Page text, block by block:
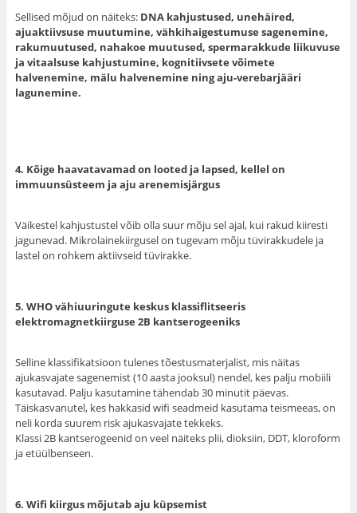
Sellised mõjud on näiteks: DNA kahjustused, unehäired,
ajuaktiivsuse muutumine, vähkihaigestumuse sagenemine,
rakumuutused, nahakoe muutused, spermarakkude liikuvuse
ja vitaalsuse kahjustumine, kognitiivsete võimete
halvenemine, mälu halvenemine ning aju-verebarjääri
lagunemine.
4. Kõige haavatavamad on looted ja lapsed, kellel on
immuunsüsteem ja aju arenemisjärgus
Väikestel kahjustustel võib olla suur mõju sel ajal, kui rakud kiiresti
jagunevad. Mikrolainekiirgusel on tugevam mõju tüvirakkudele ja
lastel on rohkem aktiivseid tüvirakke.
5. WHO vähiuuringute keskus klassiflitseeris
elektromagnetkiirguse 2B kantserogeeniks
Selline klassifikatsioon tulenes tõestusmaterjalist, mis näitas
ajukasvajate sagenemist (10 aasta jooksul) nendel, kes palju mobiili
kasutavad. Palju kasutamine tähendab 30 minutit päevas.
Täiskasvanutel, kes hakkasid wifi seadmeid kasutama teismeeas, on
neli korda suurem risk ajukasvajate tekkeks.
Klassi 2B kantserogeenid on veel näiteks plii, dioksiin, DDT, kloroform
ja etüülbenseen.
6. Wifi kiirgus mõjutab aju küpsemist